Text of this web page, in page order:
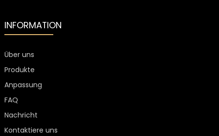
INFORMATION
Über uns
Produkte
Anpassung
FAQ
Nachricht
Kontaktiere uns